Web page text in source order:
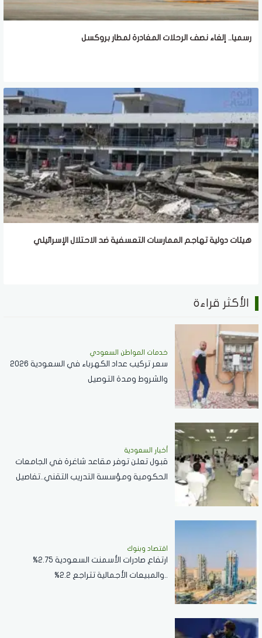
رسميا.. إلغاء نصف الرحلات المغادرة لمطار بروكسل
هيئات دولية تهاجم الممارسات التعسفية ضد الاحتلال الإسرائيلي
الأكثر قراءة
خدمات المواطن السعودي
سعر تركيب عداد الكهرباء في السعودية 2026
والشروط ومدة التوصيل
أخبار السعودية
قبول تعلن توفر مقاعد شاغرة في الجامعات
الحكومية ومؤسسة التدريب التقني..تفاصيل
اقتصاد وبنوك
ارتفاع صادرات الأسمنت السعودية 2.75%
..والمبيعات الأجمالية تتراجع 2.2%